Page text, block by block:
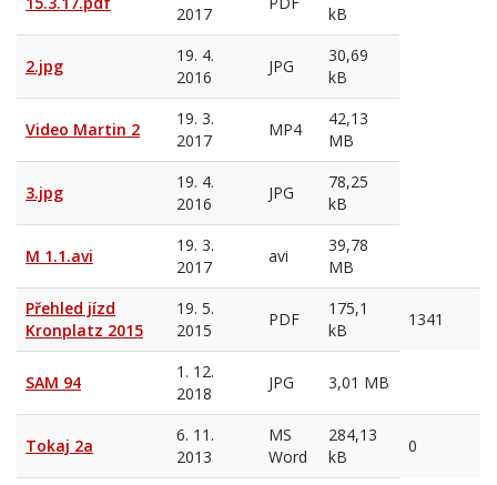
2017
kB
2.jpg
19. 4.
2016
JPG
30,69
kB
Video Martin 2
19. 3.
2017
MP4
42,13
MB
3.jpg
19. 4.
2016
JPG
78,25
kB
M 1.1.avi
19. 3.
2017
avi
39,78
MB
Přehled jízd
Kronplatz 2015
19. 5.
2015
PDF
175,1
kB
1341
SAM 94
1. 12.
2018
JPG 3,01 MB
Tokaj 2a
6. 11.
2013
MS
Word
284,13
kB
0